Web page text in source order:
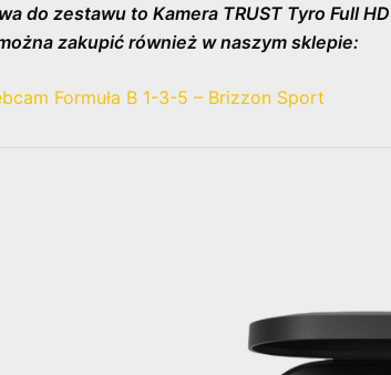
do zestawu to Kamera TRUST Tyro Full
zakupić również w naszym sklepie:
Formuła B 1-3-5 – Brizzon Sport